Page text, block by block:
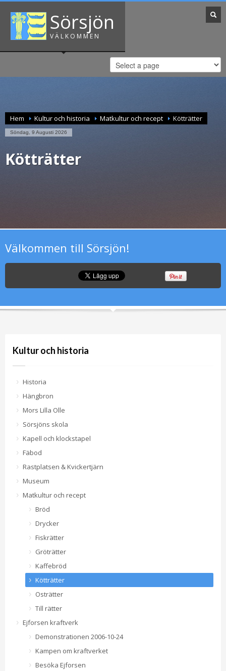
Sörsjön
VÄLKOMMEN
Hem Kultur och historia Matkultur och recept Kötträtter
Söndag, 9 Augusti 2026
Kötträtter
Välkommen till Sörsjön!
Kultur och historia
Historia
Hängbron
Mors Lilla Olle
Sörsjöns skola
Kapell och klockstapel
Fäbod
Rastplatsen & Kvickertjärn
Museum
Matkultur och recept
Bröd
Drycker
Fiskrätter
Gröträtter
Kaffebröd
Kötträtter
Osträtter
Till rätter
Ejforsen kraftverk
Demonstrationen 2006-10-24
Kampen om kraftverket
Besöka Ejforsen